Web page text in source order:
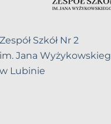
Zespół Szkół Nr 2
im. Jana
w Lubinie